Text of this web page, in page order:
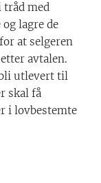
tråd med
lagre de
at selgeren
avtalen.
utlevert til
skal få
i lovbestemte